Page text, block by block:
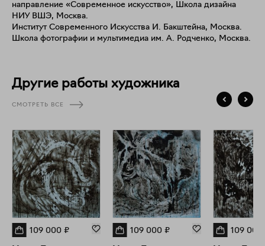
городском пейзаже.
направление «Современное искусство», Школа дизайна
НИУ ВШЭ, Москва.
Институт Современного Искусства И. Бакштейна, Москва.
Школа фотографии и мультимедиа им. А. Родченко, Москва.
Другие работы художника
СМОТРЕТЬ ВСЕ
109 000 ₽ 109 000 ₽ 109 000